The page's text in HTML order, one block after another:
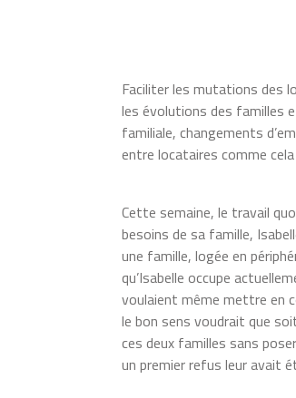
Faciliter les mutations des
les évolutions des familles
familiale, changements
entre locataires comme
Cette semaine, le travail
besoins de sa famille,
une famille, logée en
qu’Isabelle occupe
voulaient même mettre en
le bon sens voudrait que
ces deux familles sans
un premier refus leur avait